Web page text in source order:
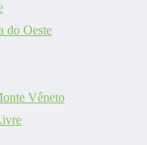
do Oeste
Vêneto